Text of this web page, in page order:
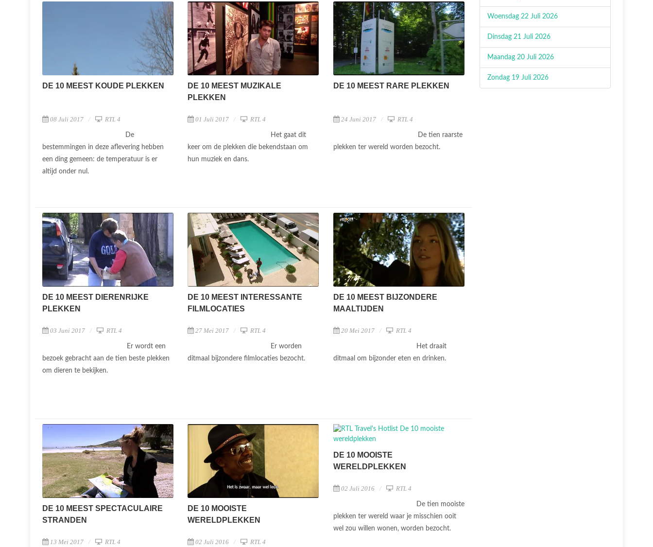
DE 10 MEEST KOUDE PLEKKEN
08 Juli 2017 RTL 4
De
bestemmingen in deze aflevering hebben
een ding gemeen: de temperatuur is er
altijd onder nul.
DE 10 MEEST MUZIKALE
PLEKKEN
01 Juli 2017 RTL 4
Het gaat dit
keer om de plekken die bekendstaan om
hun muziek en dans.
DE 10 MEEST RARE PLEKKEN
24 Juni 2017 RTL 4
De tien raarste
plekken ter wereld worden bezocht.
DE 10 MEEST DIERENRIJKE
PLEKKEN
03 Juni 2017 RTL 4
Er wordt een
bezoek gebracht aan de tien beste plekken
om dieren te bekijken.
DE 10 MEEST INTERESSANTE
FILMLOCATIES
27 Mei 2017 RTL 4
Er worden
ditmaal bijzondere filmlocaties bezocht.
DE 10 MEEST BIJZONDERE
MAALTIJDEN
20 Mei 2017 RTL 4
Het draait
ditmaal om bijzonder eten en drinken.
DE 10 MEEST SPECTACULAIRE
STRANDEN
13 Mei 2017 RTL 4
DE 10 MOOISTE
WERELDPLEKKEN
02 Juli 2016 RTL 4
DE 10 MOOISTE
WERELDPLEKKEN
02 Juli 2016 RTL 4
De tien mooiste
plekken ter wereld waar je misschien ooit
wel zou willen wonen, worden bezocht.
Woensdag 22 Juli 2026
Dinsdag 21 Juli 2026
Maandag 20 Juli 2026
Zondag 19 Juli 2026